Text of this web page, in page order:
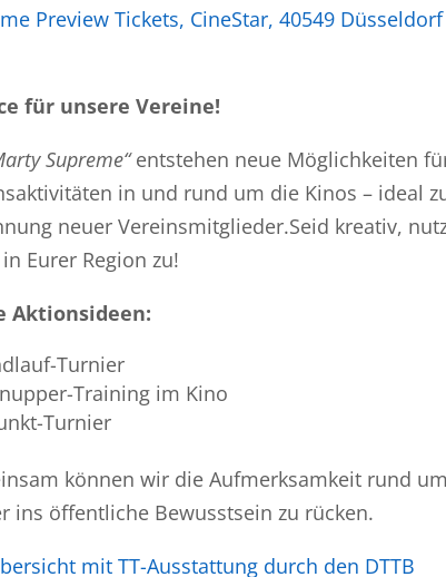
Preview Tickets, CineStar, 40549
für unsere Vereine!
Supreme“entstehen neue Möglichkeiten
in und rund um die Kinos – ideal
neuer Vereinsmitglieder.Seid kreativ,
Eurer Region zu!
Aktionsideen:
Turnier
Training im Kino
Turnier
können wir die Aufmerksamkeit rund
ins öffentliche Bewusstsein zu rücken.
mit TT-Ausstattung durch den DTTB